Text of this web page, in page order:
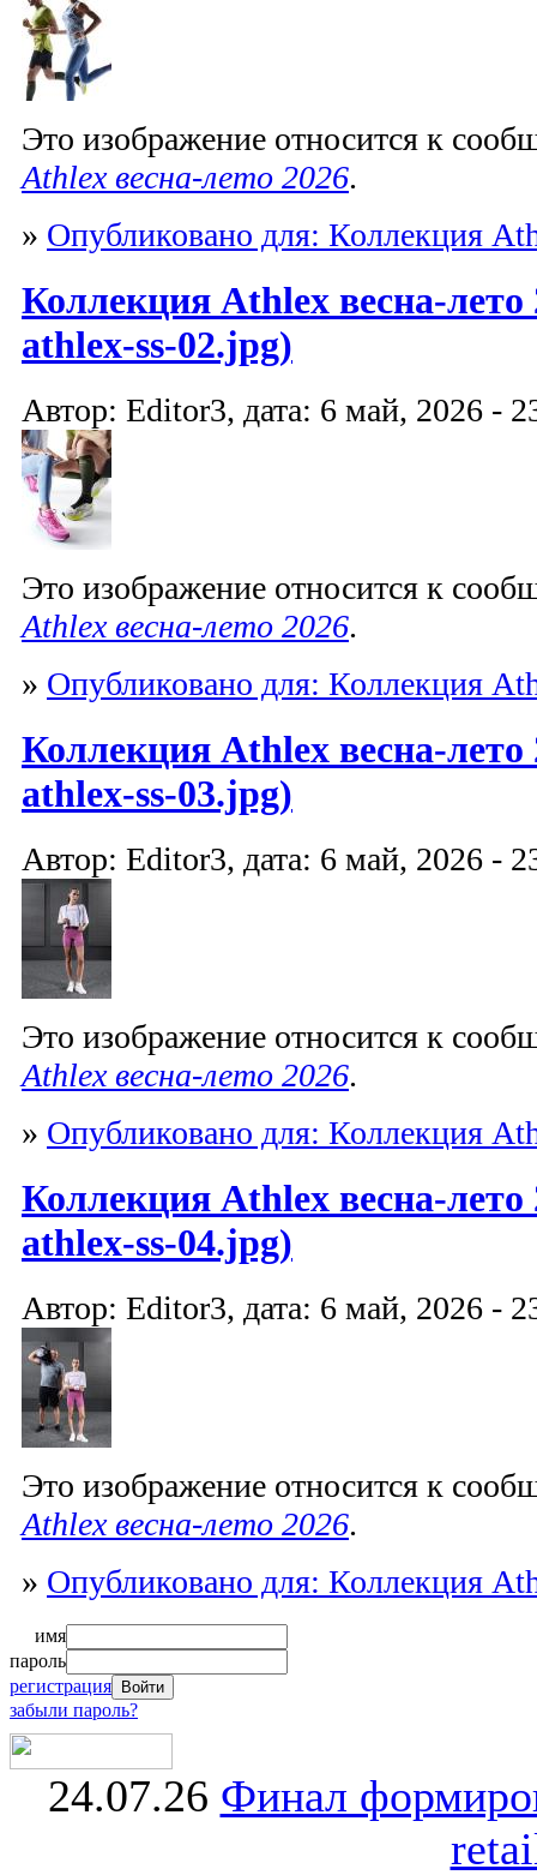
Это изображение относится к
Athlex весна-лето 2026.
» Опубликовано для: Коллекция
Коллекция Athlex весна-лето
athlex-ss-02.jpg)
Автор: Editor3, дата: 6 май, 2026 -
Это изображение относится к
Athlex весна-лето 2026.
» Опубликовано для: Коллекция
Коллекция Athlex весна-лето
athlex-ss-03.jpg)
Автор: Editor3, дата: 6 май, 2026 -
Это изображение относится к
Athlex весна-лето 2026.
» Опубликовано для: Коллекция
Коллекция Athlex весна-лето
athlex-ss-04.jpg)
Автор: Editor3, дата: 6 май, 2026 -
Это изображение относится к
Athlex весна-лето 2026.
» Опубликовано для: Коллекция
имя
пароль
регистрация
забыли пароль?
24.07.26 Финал